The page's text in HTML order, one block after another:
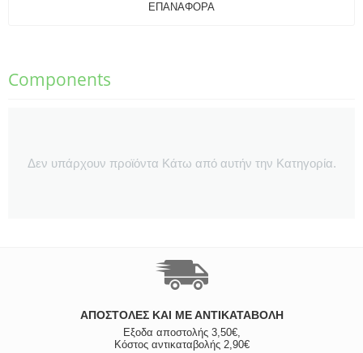
ΕΠΑΝΑΦΟΡΆ
Components
Δεν υπάρχουν προϊόντα Κάτω από αυτήν την Κατηγορία.
ΑΠΟΣΤΟΛΈΣ ΚΑΙ ΜΕ ΑΝΤΙΚΑΤΑΒΟΛΗ
Εξοδα αποστολής 3,50€,
Κόστος αντικαταβολής 2,90€